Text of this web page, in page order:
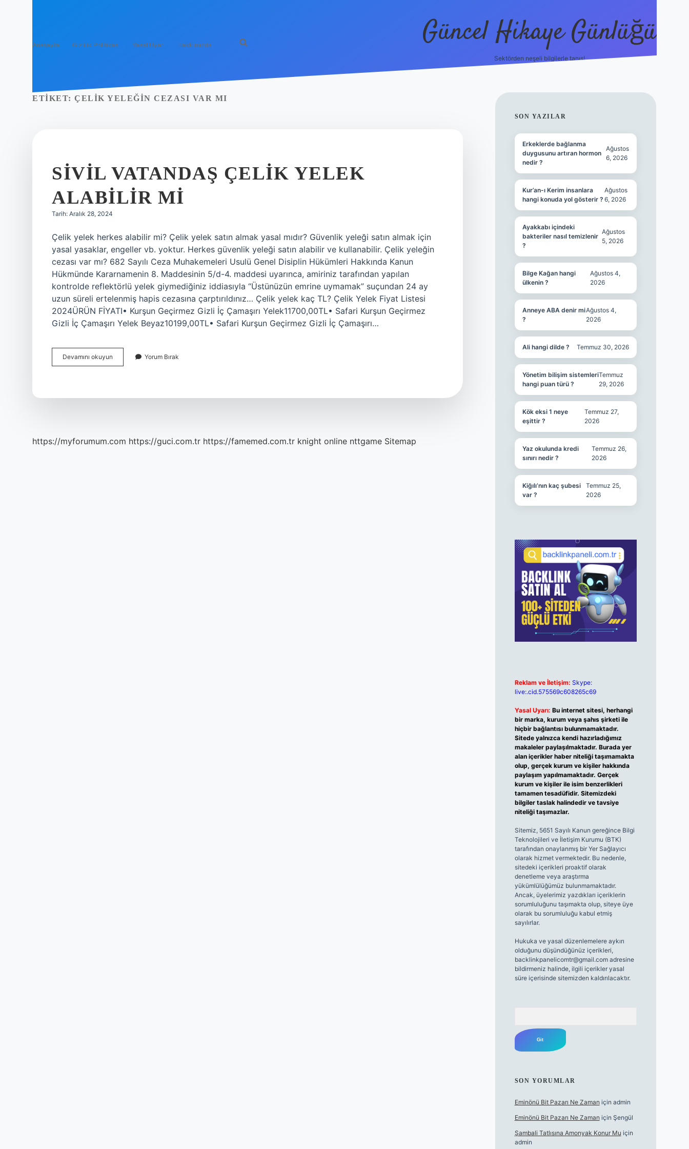
Anasayfa Gizlilik Politikası Yasal Uyarı Hakkımızda Güncel Hikaye Günlüğü
Sektörden neşeli bilgilerle tanış!
ETIKET: ÇELIK YELEĞIN CEZASI VAR MI
SIVIL VATANDAŞ ÇELIK YELEK
ALABILIR MI
Tarih: Aralık 28, 2024
Çelik yelek herkes alabilir mi? Çelik yelek satın almak yasal mıdır? Güvenlik yeleği satın almak için
yasal yasaklar, engeller vb. yoktur. Herkes güvenlik yeleği satın alabilir ve kullanabilir. Çelik yeleğin
cezası var mı? 682 Sayılı Ceza Muhakemeleri Usulü Genel Disiplin Hükümleri Hakkında Kanun
Hükmünde Kararnamenin 8. Maddesinin 5/d-4. maddesi uyarınca, amiriniz tarafından yapılan
kontrolde reflektörlü yelek giymediğiniz iddiasıyla “Üstünüzün emrine uymamak” suçundan 24 ay
uzun süreli ertelenmiş hapis cezasına çarptırıldınız… Çelik yelek kaç TL? Çelik Yelek Fiyat Listesi
2024ÜRÜN FİYATI• Kurşun Geçirmez Gizli İç Çamaşırı Yelek11700,00TL• Safari Kurşun Geçirmez
Gizli İç Çamaşırı Yelek Beyaz10199,00TL• Safari Kurşun Geçirmez Gizli İç Çamaşırı…
Devamını okuyun
Vatandaş
Yorum Bırak
https://myforumum.com https://guci.com.tr https://famemed.com.tr knight online nttgame Sitemap
SIDEBAR
SON YAZILAR
Erkeklerde bağlanma
duygusunu artıran hormon
nedir ?
Ağustos
6, 2026
Kur’an-ı Kerim insanlara
hangi konuda yol gösterir ?
Ağustos
6, 2026
Ayakkabı içindeki
bakteriler nasıl temizlenir
?
Ağustos
5, 2026
Bilge Kağan hangi
ülkenin ?
Ağustos 4,
2026
Anneye ABA denir mi
?
Ağustos 4,
2026
Ali hangi dilde ? Temmuz 30, 2026
Yönetim bilişim sistemleri
hangi puan türü ?
Temmuz
29, 2026
Kök eksi 1 neye
eşittir ?
Temmuz 27,
2026
Yaz okulunda kredi
sınırı nedir ?
Temmuz 26,
2026
Kiğılı’nın kaç şubesi
var ?
Temmuz 25,
2026
Reklam ve İletişim: Skype:
live:.cid.575569c608265c69
Yasal Uyarı: Bu internet sitesi, herhangi
bir marka, kurum veya şahıs şirketi ile
hiçbir bağlantısı bulunmamaktadır.
Sitede yalnızca kendi hazırladığımız
makaleler paylaşılmaktadır. Burada yer
alan içerikler haber niteliği taşımamakta
olup, gerçek kurum ve kişiler hakkında
paylaşım yapılmamaktadır. Gerçek
kurum ve kişiler ile isim benzerlikleri
tamamen tesadüfidir. Sitemizdeki
bilgiler taslak halindedir ve tavsiye
niteliği taşımazlar.
Sitemiz, 5651 Sayılı Kanun gereğince Bilgi
Teknolojileri ve İletişim Kurumu (BTK)
tarafından onaylanmış bir Yer Sağlayıcı
olarak hizmet vermektedir. Bu nedenle,
sitedeki içerikleri proaktif olarak
denetleme veya araştırma
yükümlülüğümüz bulunmamaktadır.
Ancak, üyelerimiz yazdıkları içeriklerin
sorumluluğunu taşımakta olup, siteye üye
olarak bu sorumluluğu kabul etmiş
sayılırlar.
Hukuka ve yasal düzenlemelere aykırı
olduğunu düşündüğünüz içerikleri,
backlinkpanelicomtr@gmail.comadresine
bildirmeniz halinde, ilgili içerikler yasal
süre içerisinde sitemizden kaldırılacaktır.
SON YORUMLAR
Eminönü Bit Pazarı Ne Zaman için admin
Eminönü Bit Pazarı Ne Zaman için Şengül
Şambali Tatlısına Amonyak Konur Mu için
admin
https://piabella.casino/